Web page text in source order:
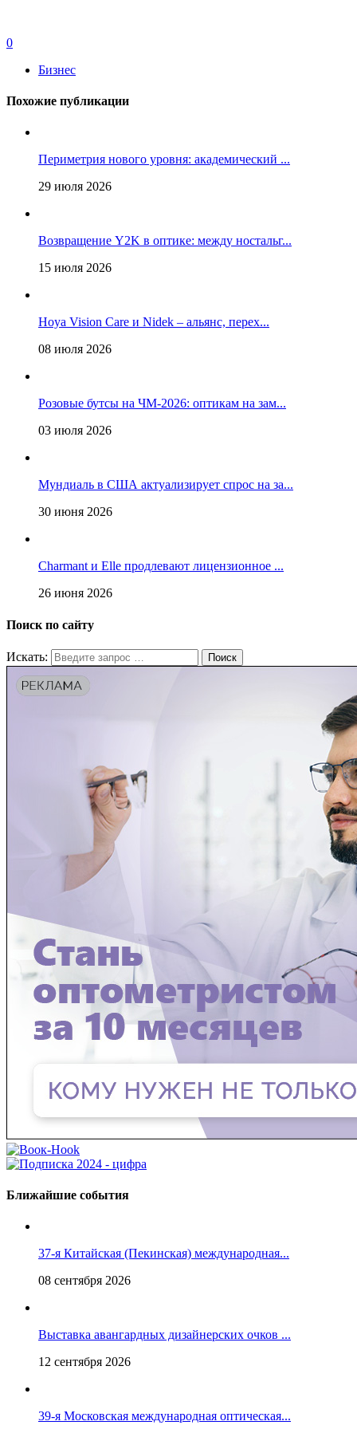
0
Бизнес
Похожие публикации
Периметрия нового уровня: академический ...
29 июля 2026
Возвращение Y2K в оптике: между ностальг...
15 июля 2026
Hoya Vision Care и Nidek – альянс, перех...
08 июля 2026
Розовые бутсы на ЧМ-2026: оптикам на зам...
03 июля 2026
Мундиаль в США актуализирует спрос на за...
30 июня 2026
Charmant и Elle продлевают лицензионное ...
26 июня 2026
Поиск по сайту
Искать:
Ближайшие события
37-я Китайская (Пекинская) международная...
08 сентября 2026
Выставка авангардных дизайнерских очков ...
12 сентября 2026
39-я Московская международная оптическая...